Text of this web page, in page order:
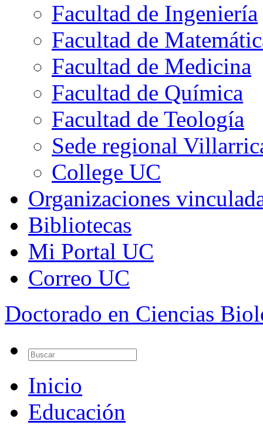
Facultad de Ingeniería
Facultad de
Facultad de Medicina
Facultad de Química
Facultad de Teología
Sede regional
College UC
Organizaciones
Bibliotecas
Mi Portal UC
Correo UC
Doctorado en Ciencias
Inicio
Educación